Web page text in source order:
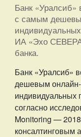
Банк «Уралсиб»
с самым
ИА «Эхо
банка.
Банк «Уралсиб»
дешевым
индивидуальных
согласно
Monitoring —
консалтинговым